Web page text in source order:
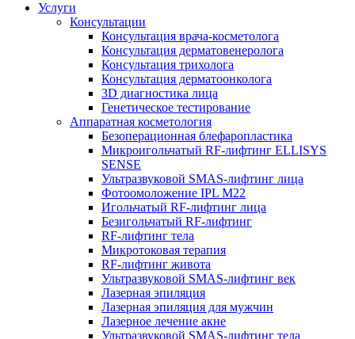
Услуги
Консультации
Консультация врача-косметолога
Консультация дерматовенеролога
Консультация трихолога
Консультация дерматоонколога
3D диагностика лица
Генетическое тестирование
Аппаратная косметология
Безоперационная блефаропластика
Микроигольчатый RF-лифтинг ELLISYS
SENSE
Ультразвуковой SMAS-лифтинг лица
Фотоомоложение IPL M22
Игольчатый RF-лифтинг лица
Безигольчатый RF-лифтинг
RF-лифтинг тела
Микротоковая терапия
RF-лифтинг живота
Ультразвуковой SMAS-лифтинг век
Лазерная эпиляция
Лазерная эпиляция для мужчин
Лазерное лечение акне
Ультразвуковой SMAS-лифтинг тела